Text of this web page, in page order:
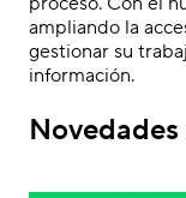
ampliando la
gestionar su
información.